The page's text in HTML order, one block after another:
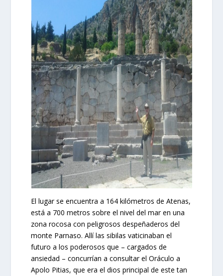
El lugar se encuentra a 164 kilómetros de Atenas,
está a 700 metros sobre el nivel del mar en una
zona rocosa con peligrosos despeñaderos del
monte Parnaso. Allí las sibilas vaticinaban el
futuro a los poderosos que – cargados de
ansiedad – concurrían a consultar el Oráculo a
Apolo Pitias, que era el dios principal de este tan